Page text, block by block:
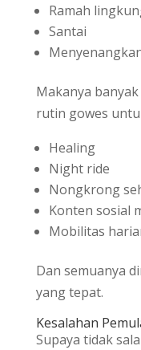
Ramah
Santai
Makanya
rutin gowes
Healing
Night ride
Nongkrong
Konten sosial
Mobilitas
Dan semuanya
yang tepat.
Kesalahan
Supaya tidak